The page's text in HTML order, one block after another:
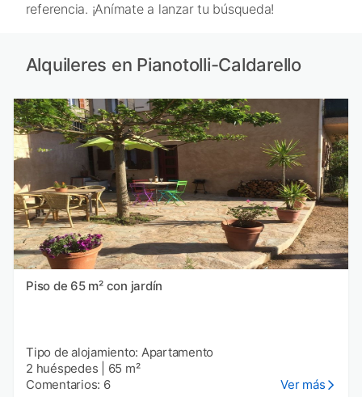
referencia. ¡Anímate a lanzar tu búsqueda!
Alquileres en Pianotolli-Caldarello
Piso de 65 m² con jardín
Tipo de alojamiento: Apartamento
2 huéspedes
65 m²
Comentarios: 6
Ver más